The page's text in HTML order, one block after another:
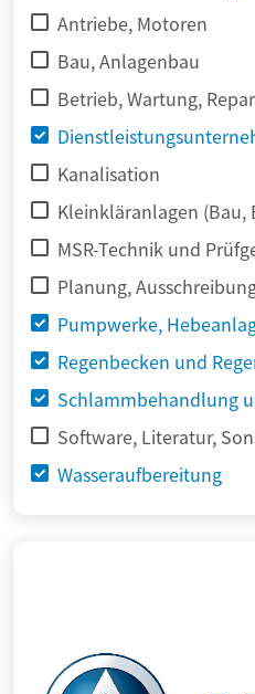
Antriebe, Motoren
Bau, Anlagenbau
Betrieb, Wartung,
Kanalisation
Kleinkläranlagen (Bau,
MSR-Technik und
Planung,
Pumpwerke,
Regenbecken und
Schlammbehandlung
Software, Literatur,
Wasseraufbereitung